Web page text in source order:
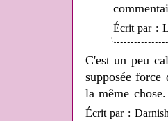
Écrit par :
C'est un peu
supposée
la même chose.
Écrit par :